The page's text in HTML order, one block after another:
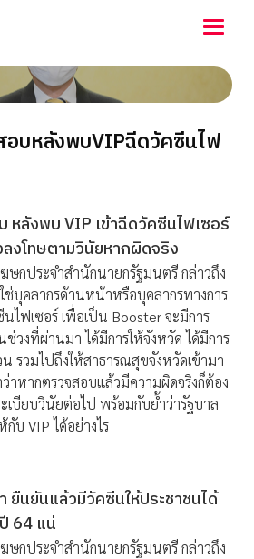
บหลังพบVIPฉีดวัคซีนไฟ
หลังพบ VIP เข้าฉีดวัคซีนไฟเซอร์
งโทษตามวินัยหากผิดจริง
กประจำสำนักนายกรัฐมนตรี กล่าวถึง
ช่บุคลากรด้านหน้าหรือบุคลากรทางการ
ไฟเซอร์ เพื่อเป็น Booster จะมีการ
ช่วงที่ผ่านมา ได้มีการให้จังหวัด ได้มีการ
รวมไปถึงให้สาธารณสุขจังหวัดเข้ามา
าหากตรวจสอบแล้วมีความผิดจริงก็ต้อง
เบียบวินัยต่อไป พร้อมกับย้ำว่ารัฐบาล
บ VIP ได้อย่างไร
ยืนยันแล้วมีวัคซีนให้ประชาชนได้
64 แน่
กประจำสำนักนายกรัฐมนตรี กล่าวถึง